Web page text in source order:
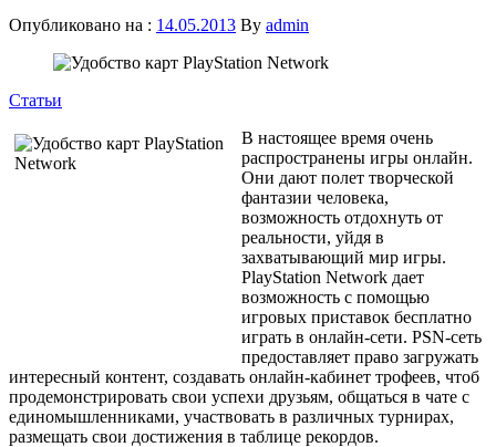
Опубликовано на : 14.05.2013 By admin
Статьи
В настоящее время очень
распространены игры онлайн.
Они дают полет творческой
фантазии человека,
возможность отдохнуть от
реальности, уйдя в
захватывающий мир игры.
PlayStation Network дает
возможность с помощью
игровых приставок бесплатно
играть в онлайн-сети. PSN-сеть
предоставляет право загружать
интересный контент, создавать онлайн-кабинет трофеев, чтоб
продемонстрировать свои успехи друзьям, общаться в чате с
единомышленниками, участвовать в различных турнирах,
размещать свои достижения в таблице рекордов.